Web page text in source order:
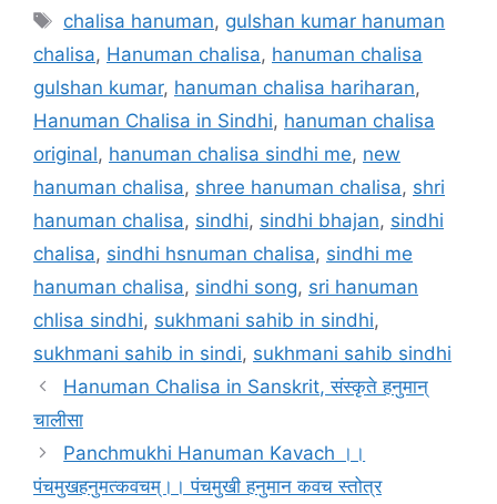
Tags
chalisa hanuman, gulshan kumar hanuman
chalisa, Hanuman chalisa, hanuman chalisa
gulshan kumar, hanuman chalisa hariharan,
Hanuman Chalisa in Sindhi, hanuman chalisa
original, hanuman chalisa sindhi me, new
hanuman chalisa, shree hanuman chalisa, shri
hanuman chalisa, sindhi, sindhi bhajan, sindhi
chalisa, sindhi hsnuman chalisa, sindhi me
hanuman chalisa, sindhi song, sri hanuman
chlisa sindhi, sukhmani sahib in sindhi,
sukhmani sahib in sindi, sukhmani sahib sindhi
Hanuman Chalisa in Sanskrit, संस्कृते हनुमान्
चालीसा
Panchmukhi Hanuman Kavach ।।
पंचमुखहनुमत्कवचम्‌।। पंचमुखी हनुमान कवच स्तोत्र